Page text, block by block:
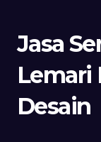
Jasa
Lemari
Desain